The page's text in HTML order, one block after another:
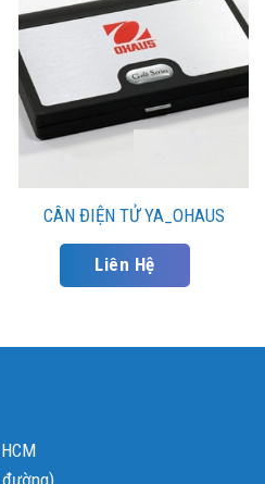
CÂN ĐIỆN TỬ YA_OHAUS
Liên Hệ